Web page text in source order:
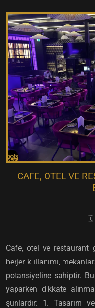
CAFE, OTEL VE
🗓️
Cafe, otel ve restaurant
berjer kullanımı,
potansiyeline sahiptir.
yaparken dikkate
şunlardır: 1. Tasarım